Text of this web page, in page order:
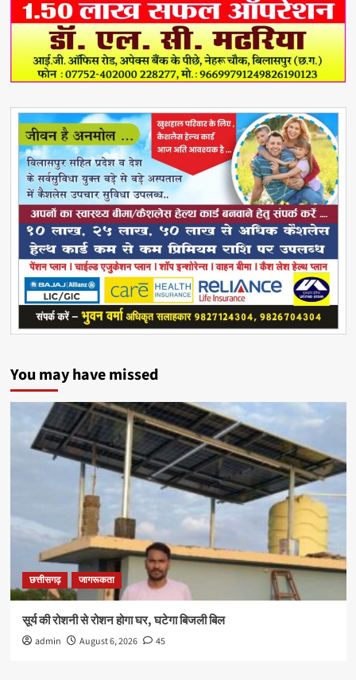
You may have missed
छत्तीसगढ़ जागरूकता
सूर्य की रोशनी से रोशन होगा घर, घटेगा बिजली बिल
admin August 6, 2026 45